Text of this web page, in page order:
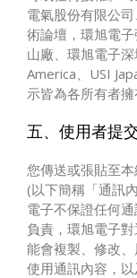
電氣股份有限公
術論壇，環旭電
山廠、環旭電子
America、USI
示皆為各所有者擁
五、使用者提
您傳送或張貼至
(以下簡稱「通訊
電子不保證任何
負責，環旭電子
能會複製、修改
使用通訊內容，